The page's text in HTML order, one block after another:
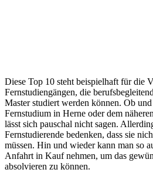
Diese Top 10 steht beispielhaft für die
Fernstudiengängen, die
Master studiert werden können. Ob
Fernstudium in Herne oder dem
lässt sich pauschal nicht sagen.
Fernstudierende bedenken, dass sie
müssen. Hin und wieder kann man so
Anfahrt in Kauf nehmen, um das
absolvieren zu können.